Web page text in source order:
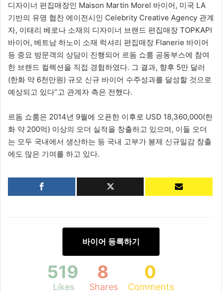
디자이너 편집매장인 Maison Martin Morel 바이어, 미국 LA
기반의 유명 협찬 에이전시인 Celebrity Creative Agency 관계
자, 이태리 베로나 소재의 디자이너 브랜드 편집매장 TOPKAPI
바이어, 베트남 하노이 소재 럭셔리 편집매장 Flanerie 바이어
등 중요 방문객의 상담이 진행되어 르돔 쇼룸 공동부스에 참여
한 브랜드 컬렉션을 직접 경험하였다. 그 결과, 향후 5만 달러
(한화 약 6천만원) 규모 신규 바이어 수주성과를 달성할 것으로
예상되고 있다”고 관계자 측은 전했다.
르돔 쇼룸은 2014년 9월에 오픈한 이후로 USD 18,360,000(한
화 약 200억) 이상의 오더 실적을 창출하고 있으며, 이들 오더
는 모두 국내에서 생산하는 등 국내 고부가 봉제 신규일감 창출
에도 많은 기여를 하고 있다.
바이어 등록하기
519
Likes
8
Shares
0
Comments